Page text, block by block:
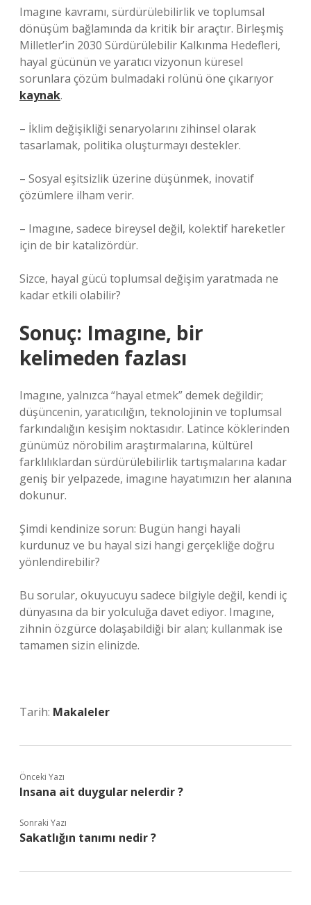
Imagıne kavramı, sürdürülebilirlik ve toplumsal
dönüşüm bağlamında da kritik bir araçtır. Birleşmiş
Milletler’in 2030 Sürdürülebilir Kalkınma Hedefleri,
hayal gücünün ve yaratıcı vizyonun küresel
sorunlara çözüm bulmadaki rolünü öne çıkarıyor
kaynak.
– İklim değişikliği senaryolarını zihinsel olarak
tasarlamak, politika oluşturmayı destekler.
– Sosyal eşitsizlik üzerine düşünmek, inovatif
çözümlere ilham verir.
– Imagıne, sadece bireysel değil, kolektif hareketler
için de bir katalizördür.
Sizce, hayal gücü toplumsal değişim yaratmada ne
kadar etkili olabilir?
Sonuç: Imagıne, bir
kelimeden fazlası
Imagıne, yalnızca “hayal etmek” demek değildir;
düşüncenin, yaratıcılığın, teknolojinin ve toplumsal
farkındalığın kesişim noktasıdır. Latince köklerinden
günümüz nörobilim araştırmalarına, kültürel
farklılıklardan sürdürülebilirlik tartışmalarına kadar
geniş bir yelpazede, imagıne hayatımızın her alanına
dokunur.
Şimdi kendinize sorun: Bugün hangi hayali
kurdunuz ve bu hayal sizi hangi gerçekliğe doğru
yönlendirebilir?
Bu sorular, okuyucuyu sadece bilgiyle değil, kendi iç
dünyasına da bir yolculuğa davet ediyor. Imagıne,
zihnin özgürce dolaşabildiği bir alan; kullanmak ise
tamamen sizin elinizde.
Tarih: Makaleler
Önceki Yazı
Insana ait duygular nelerdir ?
Sonraki Yazı
Sakatlığın tanımı nedir ?